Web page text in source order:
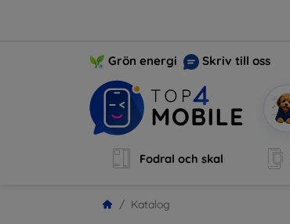
Grön energi Skriv till oss
Fodral och skal
Katalog